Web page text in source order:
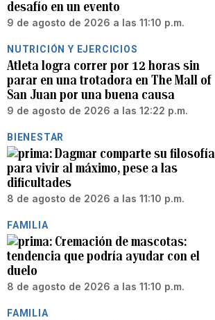
desafío en un evento
9 de agosto de 2026 a las 11:10 p.m.
NUTRICIÓN Y EJERCICIOS
Atleta logra correr por 12 horas sin
parar en una trotadora en The Mall of
San Juan por una buena causa
9 de agosto de 2026 a las 12:22 p.m.
BIENESTAR
Dagmar comparte su filosofía
para vivir al máximo, pese a las
dificultades
8 de agosto de 2026 a las 11:10 p.m.
FAMILIA
Cremación de mascotas:
tendencia que podría ayudar con el
duelo
8 de agosto de 2026 a las 11:10 p.m.
FAMILIA